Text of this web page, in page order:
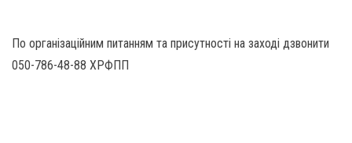
По організаційним питанням та присутності на заході дзвонити
050-786-48-88 ХРФПП